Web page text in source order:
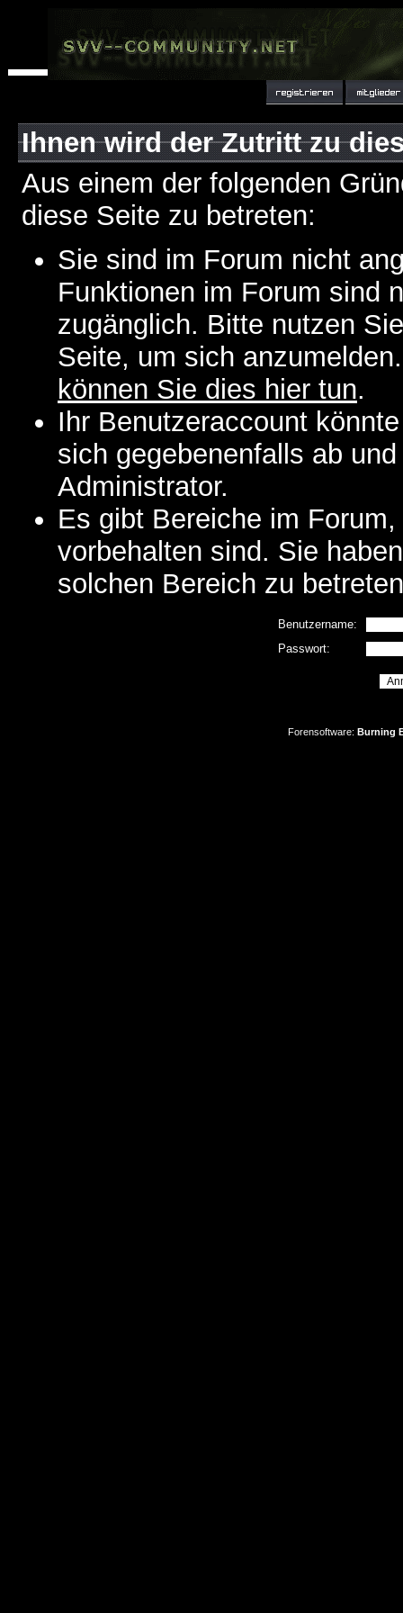
Ihnen wird der Zutritt zu
Aus einem der folgenden
diese Seite zu betreten:
Sie sind im Forum nicht
Funktionen im Forum sind
zugänglich. Bitte nutzen
Seite, um sich
können Sie dies hier tun.
Ihr Benutzeraccount
sich gegebenenfalls ab
Administrator.
Es gibt Bereiche im
vorbehalten sind. Sie
solchen Bereich zu
Benutzername:
Passwort:
Forensoftware: Burning